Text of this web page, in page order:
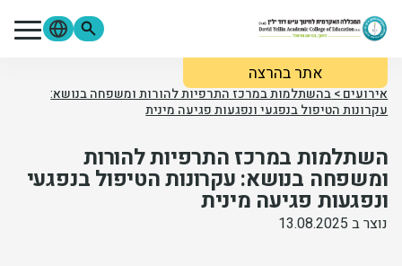
דילוג לתוכן העיקרי
אתר בהרצהמתעניינים סטודנטים
בוגרים
ספרייה
פורטל הסטודנטים
פורטל הסגל צור קשר
אודות המכללה
אירועים>בהשתלמות במרכז התרפיות להורות ומשפחה בנושא:
עקרונות הטיפול בנפגעי ונפגעות פגיעה מינית
השתלמות במרכז התרפיות להורות
ומשפחה בנושא: עקרונות הטיפול בנפגעי
ונפגעות פגיעה מינית
נוצר ב 13.08.2025